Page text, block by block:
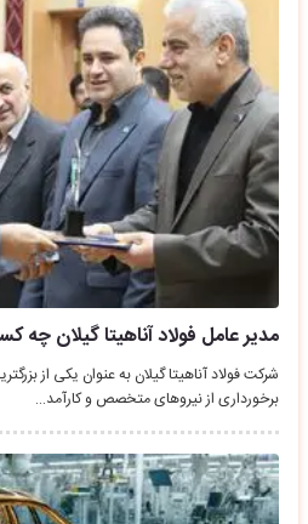
مدیر عامل فولاد آناهیتا گیلان
شرکت فولاد آناهیتا گیلان به عنوان یکی از
برخورداری از نیروهای متخصص و کارآمد…